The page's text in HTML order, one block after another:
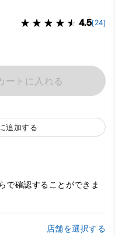
4.5(24)
ートに入れる
追加する
で確認することができま
店舗を選択する